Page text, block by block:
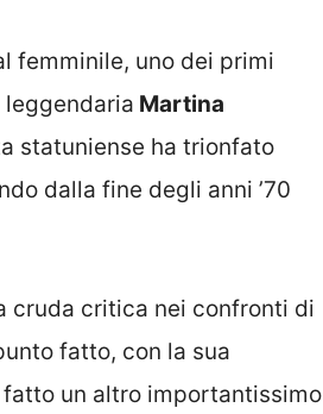
femminile, uno dei primi
leggendaria Martina
statuniense ha trionfato
dalla fine degli anni ’70
cruda critica nei confronti di
fatto, con la sua
un altro importantissimo